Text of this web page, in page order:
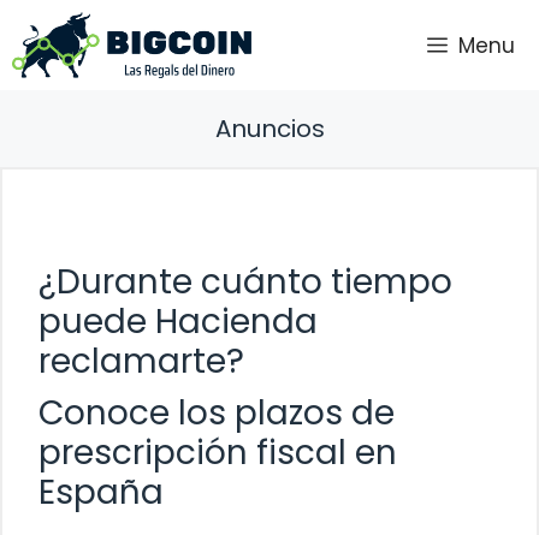
Saltar
al
contenido
Menu
Anuncios
¿Durante cuánto tiempo
puede Hacienda
reclamarte?
Conoce los plazos de
prescripción fiscal en
España